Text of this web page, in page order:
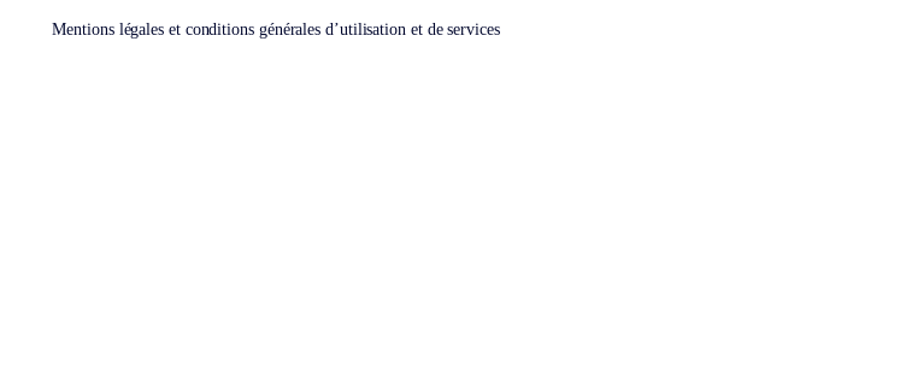
Mentions légales et conditions générales d’utilisation et de services